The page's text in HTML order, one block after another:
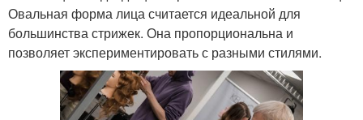
Овальная форма лица считается идеальной для
большинства стрижек. Она пропорциональна и
позволяет экспериментировать с разными стилями.